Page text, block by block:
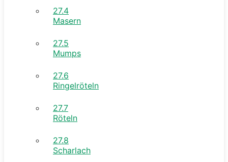
27.4
Masern
27.5
Mumps
27.6
Ringelröteln
27.7
Röteln
27.8
Scharlach